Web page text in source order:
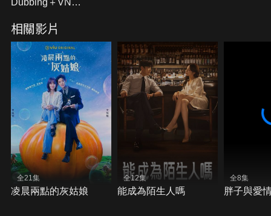
相關影片
全21集
凌晨兩點的灰姑娘
全12集
能成為陌生人嗎
全8集
胖子與愛